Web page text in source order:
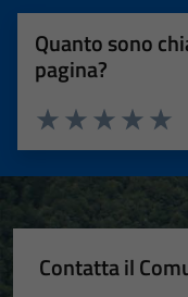
Quanto sono
pagina?
Valuta 4
Valuta 3
Valuta 2 stelle
Valuta 1 stelle su 5
Contatta il